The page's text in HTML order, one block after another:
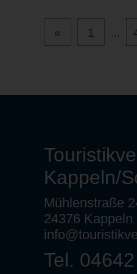
« 1 ...
Kappeln/
Mühlenstraße
24376 Kappeln
Tel.